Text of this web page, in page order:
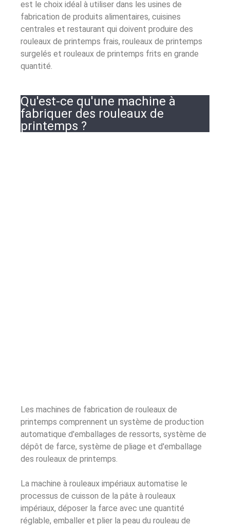
est le choix idéal à utiliser dans les usines de
fabrication de produits alimentaires, cuisines
centrales et restaurant qui doivent produire des
rouleaux de printemps frais, rouleaux de printemps
surgelés et rouleaux de printemps frits en grande
quantité.
Qu'est-ce qu'une machine à
fabriquer des rouleaux de
printemps ?
Les machines de fabrication de rouleaux de
printemps comprennent un système de production
automatique d'emballages de ressorts, système de
dépôt de farce, système de pliage et d'emballage
des rouleaux de printemps.
La machine à rouleaux impériaux automatise le
processus de cuisson de la pâte à rouleaux
impériaux, déposer la farce avec une quantité
réglable, emballer et plier la peau du rouleau de